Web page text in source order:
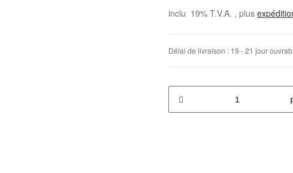
inclu 19% T.V.A. , plus
Délai de livraison : 19 - 21 jour